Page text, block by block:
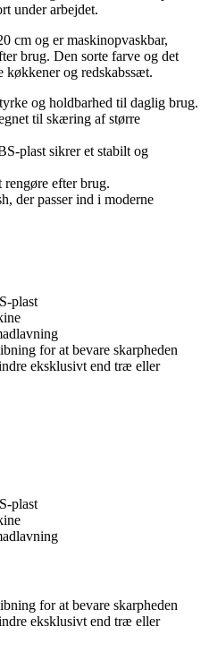
under arbejdet.
cm og er maskinopvaskbar,
brug. Den sorte farve og det
køkkener og redskabssæt.
og holdbarhed til daglig brug.
til skæring af større
plast sikrer et stabilt og
rengøre efter brug.
der passer ind i moderne
plast
for at bevare skarpheden
eksklusivt end træ eller
plast
for at bevare skarpheden
eksklusivt end træ eller